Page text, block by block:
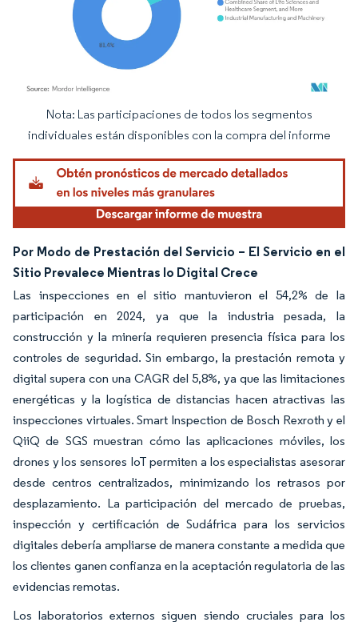
Imagen © Mordor Intelligence. El uso requiere atribución según CC BY 4.0.
Nota: Las participaciones de todos los segmentos
individuales están disponibles con la compra del informe
Por Modo de Prestación del Servicio – El Servicio en el
Sitio Prevalece Mientras lo Digital Crece
Las inspecciones en el sitio mantuvieron el 54,2% de la
participación en 2024, ya que la industria pesada, la
construcción y la minería requieren presencia física para los
controles de seguridad. Sin embargo, la prestación remota y
digital supera con una CAGR del 5,8%, ya que las limitaciones
energéticas y la logística de distancias hacen atractivas las
inspecciones virtuales. Smart Inspection de Bosch Rexroth y el
QiiQ de SGS muestran cómo las aplicaciones móviles, los
drones y los sensores IoT permiten a los especialistas asesorar
desde centros centralizados, minimizando los retrasos por
desplazamiento. La participación del mercado de pruebas,
inspección y certificación de Sudáfrica para los servicios
digitales debería ampliarse de manera constante a medida que
los clientes ganen confianza en la aceptación regulatoria de las
evidencias remotas.
Los laboratorios externos siguen siendo cruciales para los